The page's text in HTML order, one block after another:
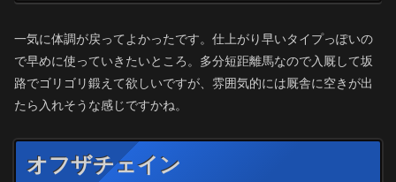
一気に体調が戻ってよかったです。仕上がり早いタイプっぽいの
で早めに使っていきたいところ。多分短距離馬なので入厩して坂
路でゴリゴリ鍛えて欲しいですが、雰囲気的には厩舎に空きが出
たら入れそうな感じですかね。
オフザチェイン